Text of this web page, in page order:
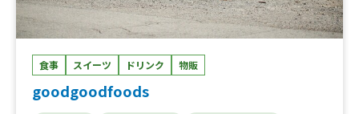
食事 スイーツ ドリンク 物販
goodgoodfoods